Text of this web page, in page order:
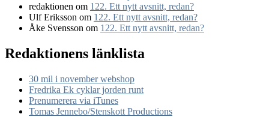
redaktionen om 122. Ett nytt avsnitt, redan?
Ulf Eriksson om 122. Ett nytt avsnitt, redan?
Åke Svensson om 122. Ett nytt avsnitt, redan?
Redaktionens länklista
30 mil i november webshop
Fredrika Ek cyklar jorden runt
Prenumerera via iTunes
Tomas Jennebo/Stenskott Productions